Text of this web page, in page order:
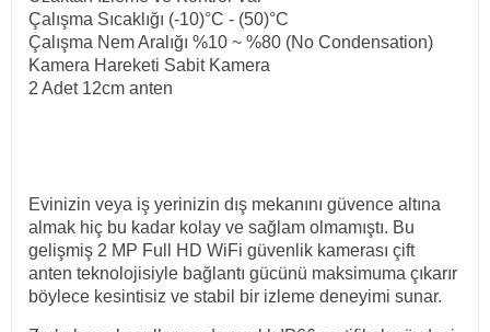
Çalışma Sıcaklığı (-10)°C - (50)°C
Çalışma Nem Aralığı %10 ~ %80 (No Condensation)
Kamera Hareketi Sabit Kamera
2 Adet 12cm anten
Evinizin veya iş yerinizin dış mekanını güvence altına
almak hiç bu kadar kolay ve sağlam olmamıştı. Bu
gelişmiş 2 MP Full HD WiFi güvenlik kamerası çift
anten teknolojisiyle bağlantı gücünü maksimuma çıkarır
böylece kesintisiz ve stabil bir izleme deneyimi sunar.